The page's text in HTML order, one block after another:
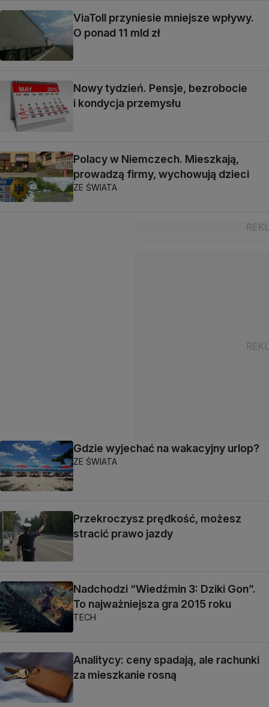
ViaToll przyniesie mniejsze wpływy.
O ponad 11 mld zł
Nowy tydzień. Pensje, bezrobocie
i kondycja przemysłu
Polacy w Niemczech. Mieszkają,
prowadzą firmy, wychowują dzieci
ZE ŚWIATA
Gdzie wyjechać na wakacyjny urlop?
ZE ŚWIATA
Przekroczysz prędkość, możesz
stracić prawo jazdy
Nadchodzi “Wiedźmin 3: Dziki Gon”.
To najważniejsza gra 2015 roku
TECH
Analitycy: ceny spadają, ale rachunki
za mieszkanie rosną